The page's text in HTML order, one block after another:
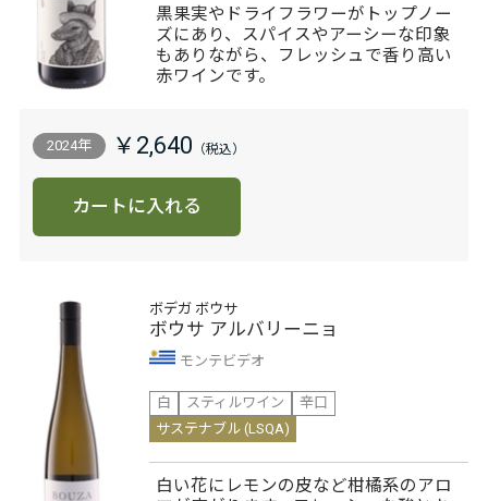
黒果実やドライフラワーがトップノー
ズにあり、スパイスやアーシーな印象
もありながら、フレッシュで香り高い
赤ワインです。
2024年 ￥2,640
カートに入れる
ボデガ ボウサ
ボウサ アルバリーニョ
モンテビデオ
白
スティルワイン
辛口
サステナブル (LSQA)
白い花にレモンの皮など柑橘系のアロ